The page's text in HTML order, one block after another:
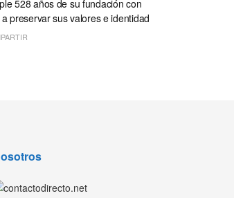
528 años de su fundación con
preservar sus valores e identidad